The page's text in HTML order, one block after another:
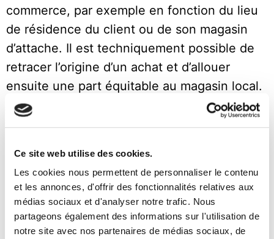
Ce site web utilise des cookies.
Les cookies nous permettent de personnaliser le contenu
et les annonces, d'offrir des fonctionnalités relatives aux
médias sociaux et d'analyser notre trafic. Nous
partageons également des informations sur l'utilisation de
notre site avec nos partenaires de médias sociaux, de
commerce, par exemple en fonction du lieu
de résidence du client ou de son magasin
d’attache. Il est techniquement possible de
retracer l’origine d’un achat et d’allouer
ensuite une part équitable au magasin local.
Là où cette approche a été mise en œuvre,
elle a contribué à fidéliser la clientèle en
garantissant que chacun œuvre pour un
objectif commun : augmenter le chiffre
d’affaires global. Elle démontre également